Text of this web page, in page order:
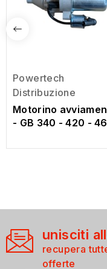
Powertech
Distribuzione
Motorino
- GB 340 - 420 -
unisciti
recupera
offerte